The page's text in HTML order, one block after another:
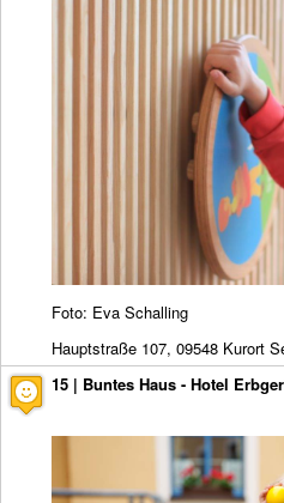
Foto: Eva Schalling
Hauptstraße 107, 09548 Kurort
15 | Buntes Haus - Hotel